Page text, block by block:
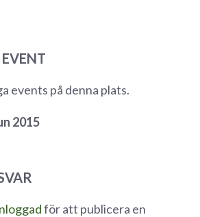
events på denna plats.
2015
för att publicera en